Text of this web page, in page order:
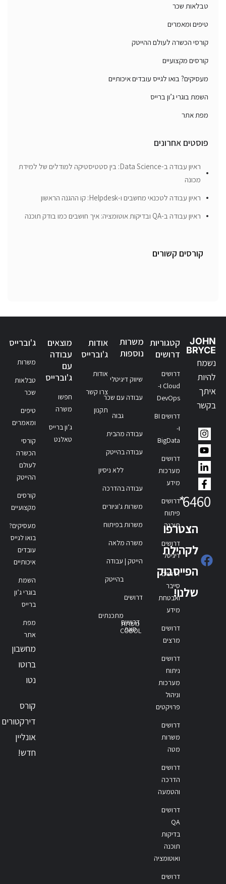
טבלאות שכר
טיפים ומאמרים
קורסי הכשרה לעולם ההייטק
קורסים מקצועיים
מעסיקים? בואו לגייס עובדים איכותיים
השמת בוגרי ג’ון ברייס
מפת אתר
פוסטים אחרונים
ראיון עבודה ב-Data Science: בין סטטיסטיקה למודלים של למידת
מכונה
ראיון עבודה לטכנאי מחשבים ו-Helpdesk: קו ההגנה הראשון
ראיון עבודה ב-QA ובדיקות אוטומציה: איך חושבים כמו בודק תוכנה
קורסים קשורים
JOHN
BRYCE
נשמח
להיות
איתך
בקשר
6460
*
הצטרפו
לקהילת
הפייסבוק
שלנו!
קטגוריות
דרושים
דרושים
Cloud ו-
DevOps
דרושים BI
ו-
BigData
דרושים
מערכות
מידע
דרושים
פיתוח
תוכנה
דרושים
דיגיטל
דרושים
סייבר
ואבטחת
מידע
דרושים
מרצים
דרושים
ניתוח
מערכות
וניהול
פרויקטים
דרושים
משרות
מטה
דרושים
הדרכה
והטמעה
דרושים
QA
בדיקות
תוכנה
ואוטומציה
דרושים
משרות
נוספות
שיווק דיגיטלי
עבודה עם שכר
גבוה
עבודה מהבית
עבודה בהייטק
ללא ניסיון
עבודה בהדרכה
משרות ג'וניורים
משרות בפיתוח
משרה מלאה
הייטק | עבודה
בהייטק
דרושים
מתכנתים
דרושים
סאפ
משרות
COBOL
אודות
ג'וברייס
אודות
צרו קשר
תקנון
מוצאים
עבודה
עם
ג'וברייס
חפשו
משרה
ג’ון ברייס
טאלנט
ג'וברייס
משרות
טבלאות
שכר
טיפים
ומאמרים
קורסי
הכשרה
לעולם
ההייטק
קורסים
מקצועיים
מעסיקים?
בואו לגייס
עובדים
איכותיים
השמת
בוגרי ג’ון
ברייס
מפת
אתר
מחשבון
ברוטו
נטו
קורס
דירקטורים
אונליין
חדש!